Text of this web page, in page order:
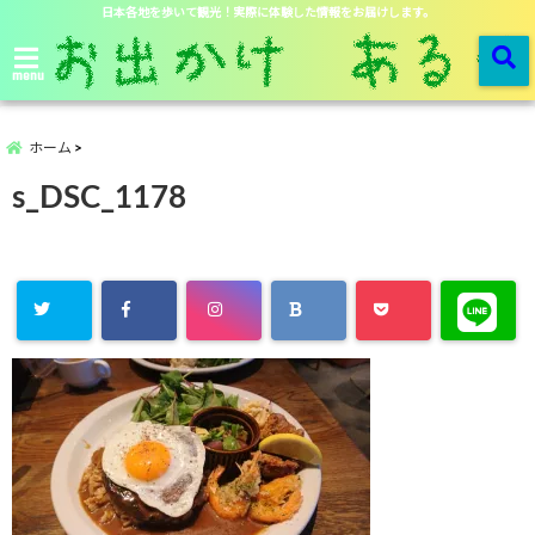
日本各地を歩いて観光！実際に体験した情報をお届けします。
menu
ホーム
s_DSC_1178